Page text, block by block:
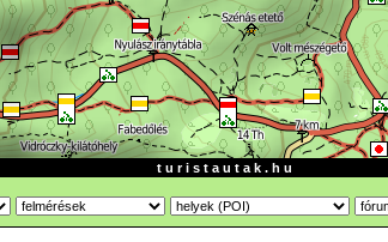
t u r i s t a u t a k . h u